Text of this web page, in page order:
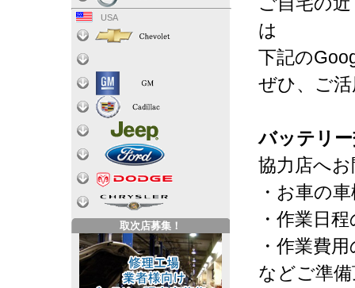
は
下記の
ぜひ、ご
バッテリ
協力店へ
・お車の
・作業日
・作業費
などご準
USA
取次店募集！